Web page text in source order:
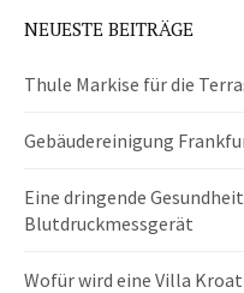
NEUESTE BEITRÄGE
Thule Markise für die
Gebäudereinigung
Eine dringende
Blutdruckmessgerät
Wofür wird eine Villa